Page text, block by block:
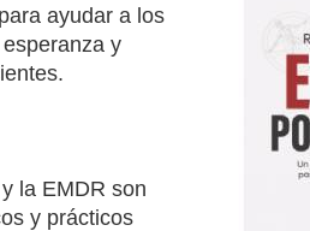
ayudar a los
y
la EMDR son
y prácticos